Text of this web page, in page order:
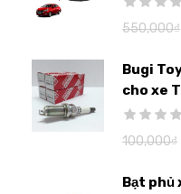
550,000₫
Bugi
cho xe
100,000₫
Bạt phủ